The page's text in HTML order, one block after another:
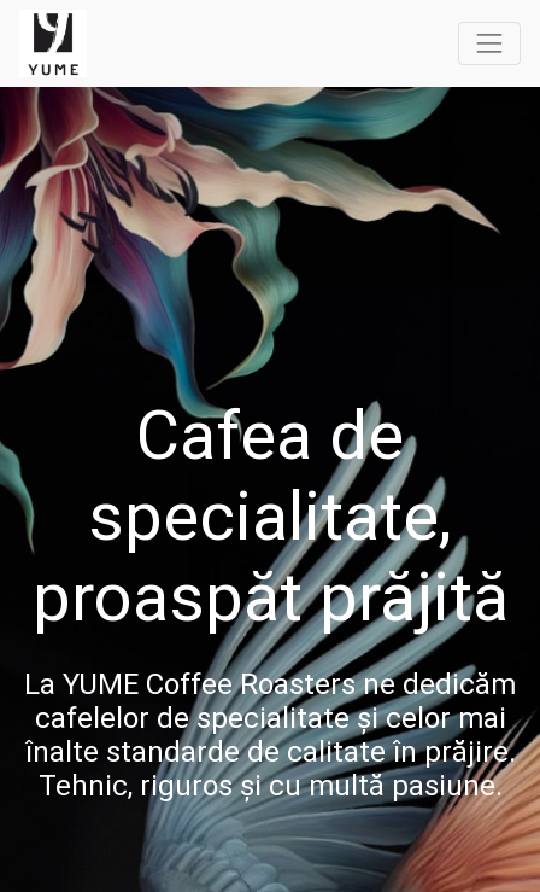
Cafea de
specialitate,
proaspăt prăjită
La YUME Coffee Roasters ne dedicăm
cafelelor de specialitate și celor mai
înalte standarde de calitate în prăjire.
Tehnic, riguros și cu multă pasiune.